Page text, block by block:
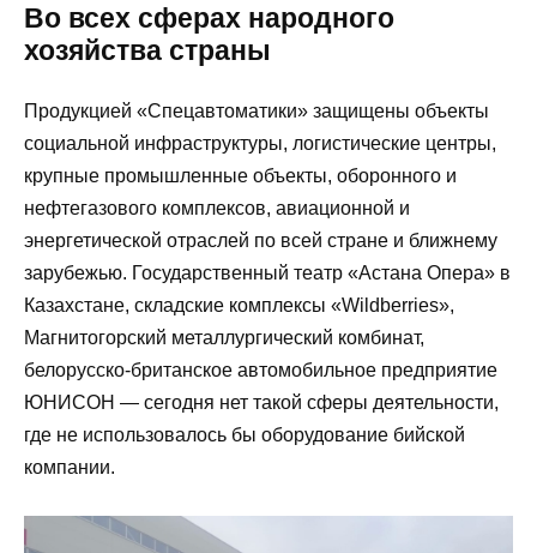
Во всех сферах народного
хозяйства страны
Продукцией «Спецавтоматики» защищены объекты
социальной инфраструктуры, логистические центры,
крупные промышленные объекты, оборонного и
нефтегазового комплексов, авиационной и
энергетической отраслей по всей стране и ближнему
зарубежью. Государственный театр «Астана Опера» в
Казахстане, складские комплексы «Wildberries»,
Магнитогорский металлургический комбинат,
белорусско-британское автомобильное предприятие
ЮНИСОН — сегодня нет такой сферы деятельности,
где не использовалось бы оборудование бийской
компании.